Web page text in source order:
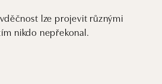
lze projevit různými
nikdo nepřekonal.